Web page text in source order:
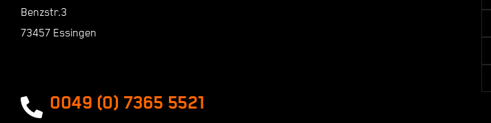
Benzstr.3
73457 Essingen
0049 (0) 7365 5521